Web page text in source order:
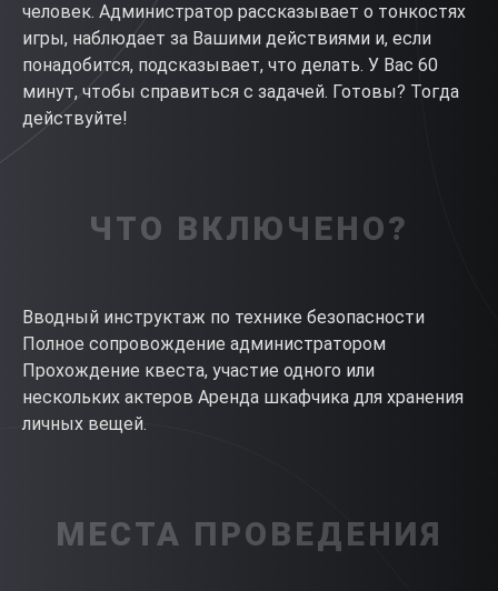
человек. Администратор рассказывает о тонкостях
игры, наблюдает за Вашими действиями и, если
понадобится, подсказывает, что делать. У Вас 60
минут, чтобы справиться с задачей. Готовы? Тогда
действуйте!
ЧТО ВКЛЮЧЕНО?
Вводный инструктаж по технике безопасности
Полное сопровождение администратором
Прохождение квеста, участие одного или
нескольких актеров Аренда шкафчика для хранения
личных вещей.
МЕСТА ПРОВЕДЕНИЯ